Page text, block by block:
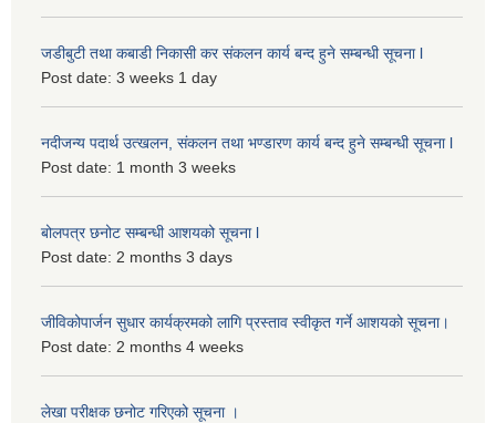
जडीबुटी तथा कबाडी निकासी कर संकलन कार्य बन्द हुने सम्बन्धी सूचना l
Post date: 3 weeks 1 day
नदीजन्य पदार्थ उत्खलन, संकलन तथा भण्डारण कार्य बन्द हुने सम्बन्धी सूचना l
Post date: 1 month 3 weeks
बोलपत्र छनोट सम्बन्धी आशयको सूचना l
Post date: 2 months 3 days
जीविकोपार्जन सुधार कार्यक्रमको लागि प्रस्ताव स्वीकृत गर्ने आशयको सूचना।
Post date: 2 months 4 weeks
लेखा परीक्षक छनोट गरिएको सूचना ।